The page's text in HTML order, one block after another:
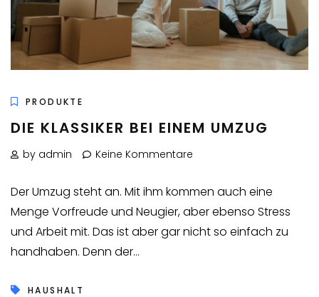
PRODUKTE
DIE KLASSIKER BEI EINEM UMZUG
by admin Keine Kommentare
Der Umzug steht an. Mit ihm kommen auch eine
Menge Vorfreude und Neugier, aber ebenso Stress
und Arbeit mit. Das ist aber gar nicht so einfach zu
handhaben. Denn der...
HAUSHALT